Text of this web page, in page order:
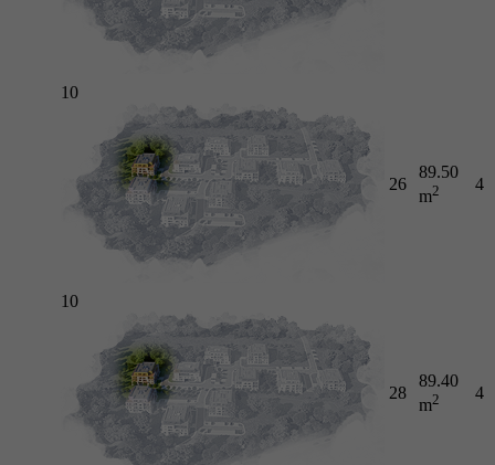
10
26
89.50
m2 4
10
28
89.40
m2 4